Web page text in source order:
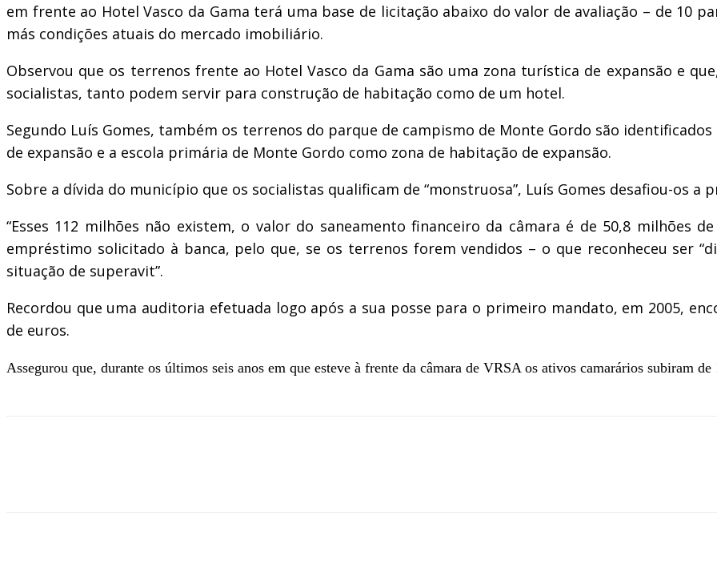
em frente ao Hotel Vasco da Gama terá uma base de licitação abaixo do valor de avaliação – de 10
más condições atuais do mercado imobiliário.
Observou que os terrenos frente ao Hotel Vasco da Gama são uma zona turística de expansão e
socialistas, tanto podem servir para construção de habitação como de um hotel.
Segundo Luís Gomes, também os terrenos do parque de campismo de Monte Gordo são
de expansão e a escola primária de Monte Gordo como zona de habitação de expansão.
Sobre a dívida do município que os socialistas qualificam de “monstruosa”, Luís Gomes desafiou-os a
“Esses 112 milhões não existem, o valor do saneamento financeiro da câmara é de 50,8 milhões
empréstimo solicitado à banca, pelo que, se os terrenos forem vendidos – o que reconheceu ser
situação de superavit”.
Recordou que uma auditoria efetuada logo após a sua posse para o primeiro mandato, em 2005,
de euros.
Assegurou que, durante os últimos seis anos em que esteve à frente da câmara de VRSA os ativos camarários subiram